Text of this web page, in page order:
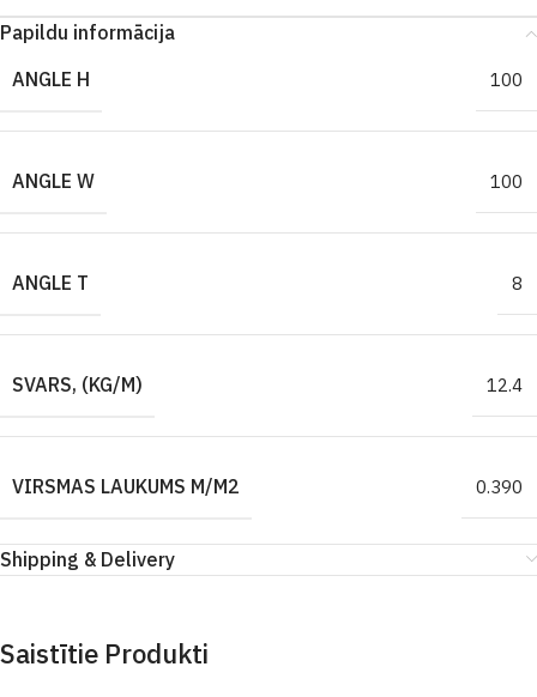
Papildu informācija
ANGLE H
100
ANGLE W 100
ANGLE T 8
SVARS, (KG/M) 12.4
VIRSMAS LAUKUMS M/M2 0.390
Shipping & Delivery
Saistītie Produkti